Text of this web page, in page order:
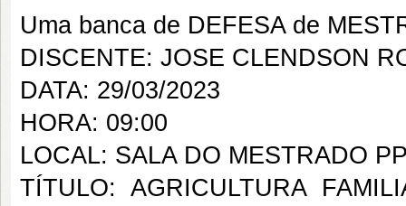
Uma banca de DEFESA de
DISCENTE: JOSE CLENDSON
DATA: 29/03/2023
HORA: 09:00
LOCAL: SALA DO MESTRADO
TÍTULO: AGRICULTURA